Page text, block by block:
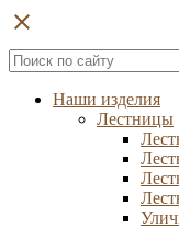
close
Наши изделия
Лестницы